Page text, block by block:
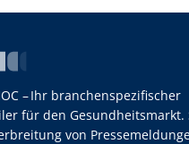
– Ihr branchenspezifischer
für den Gesundheitsmarkt.
von